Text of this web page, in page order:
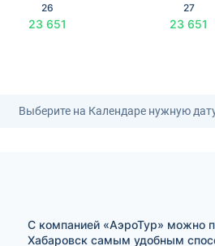
26
23 651
27
23 651
Выберите на Календаре нужную
С компанией «АэроТур» можно
Хабаровск самым удобным